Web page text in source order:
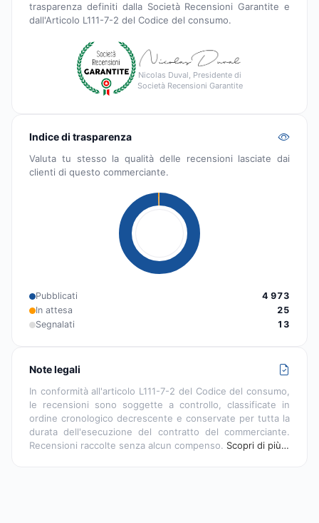
trasparenza definiti dalla Società Recensioni Garantite e
dall'Articolo L111-7-2 del Codice del consumo.
Nicolas Duval, Presidente di
Società Recensioni Garantite
Indice di trasparenza
Valuta tu stesso la qualità delle recensioni lasciate dai
clienti di questo commerciante.
Pubblicati
4 973
In attesa
25
Segnalati
13
Note legali
In conformità all'articolo L111-7-2 del Codice del consumo,
le recensioni sono soggette a controllo, classificate in
ordine cronologico decrescente e conservate per tutta la
durata dell'esecuzione del contratto del commerciante.
Recensioni raccolte senza alcun compenso. Scopri di più…